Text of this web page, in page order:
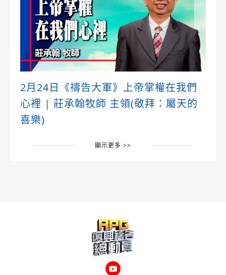
2月24日《禱告大軍》上帝掌權在我們
心裡 | 莊承翰牧師 主領(敬拜：屬天的
喜樂)
顯示更多 >>